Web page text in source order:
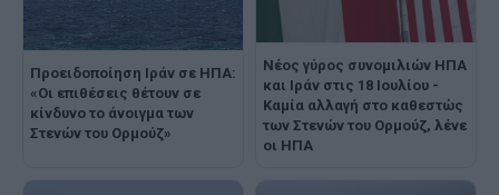
Προειδοποίηση Ιράν σε ΗΠΑ:
«Οι επιθέσεις θέτουν σε
κίνδυνο το άνοιγμα των
Στενών του Ορμούζ»
Nέος γύρος συνομιλιών ΗΠΑ
και Ιράν στις 18 Ιουλίου -
Καμία αλλαγή στο καθεστώς
των Στενών του Ορμούζ, λένε
οι ΗΠΑ